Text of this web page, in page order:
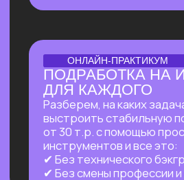
ОТКРЫТЫЙ РАЗБОР С КЕЙСАМИ
АВТОНОМНОГО
ВОЗМОЖНЫХ НА СЕГОДНЯ?
Покажем в прямом эфире, на что
способен OpenClaw — ИИ-агент с 171
000+ звёзд на GitHub, который
не просто отвечает на запросы,
а работает за тебя в фоновом режиме
24/7 — пока ты спишь, едешь на работу
или путешествуешь.
Узнать подробнее